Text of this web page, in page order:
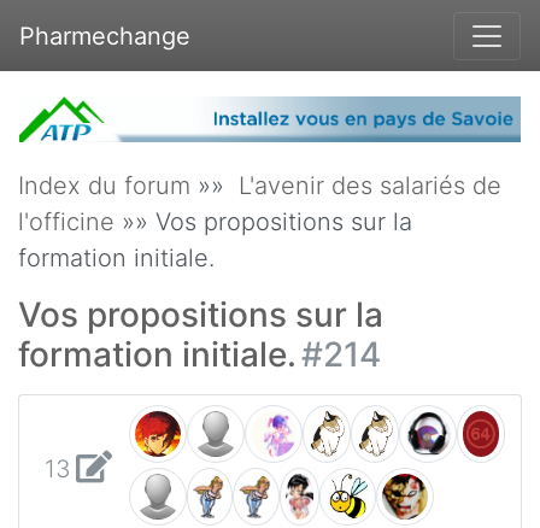
Pharmechange
Index du forum »» L'avenir des salariés de
l'officine »» Vos propositions sur la
formation initiale.
Vos propositions sur la
formation initiale.#214
13